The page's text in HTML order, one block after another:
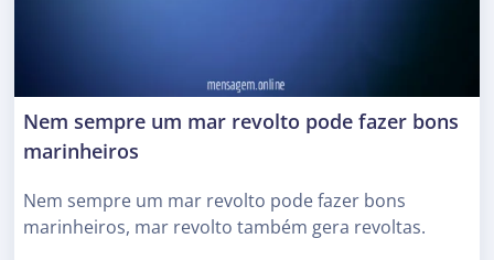
Nem sempre um mar revolto pode fazer bons
marinheiros
Nem sempre um mar revolto pode fazer bons
marinheiros, mar revolto também gera revoltas.